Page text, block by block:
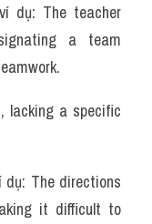
dụ: The teacher
a team
lacking a specific
The directions
it difficult to